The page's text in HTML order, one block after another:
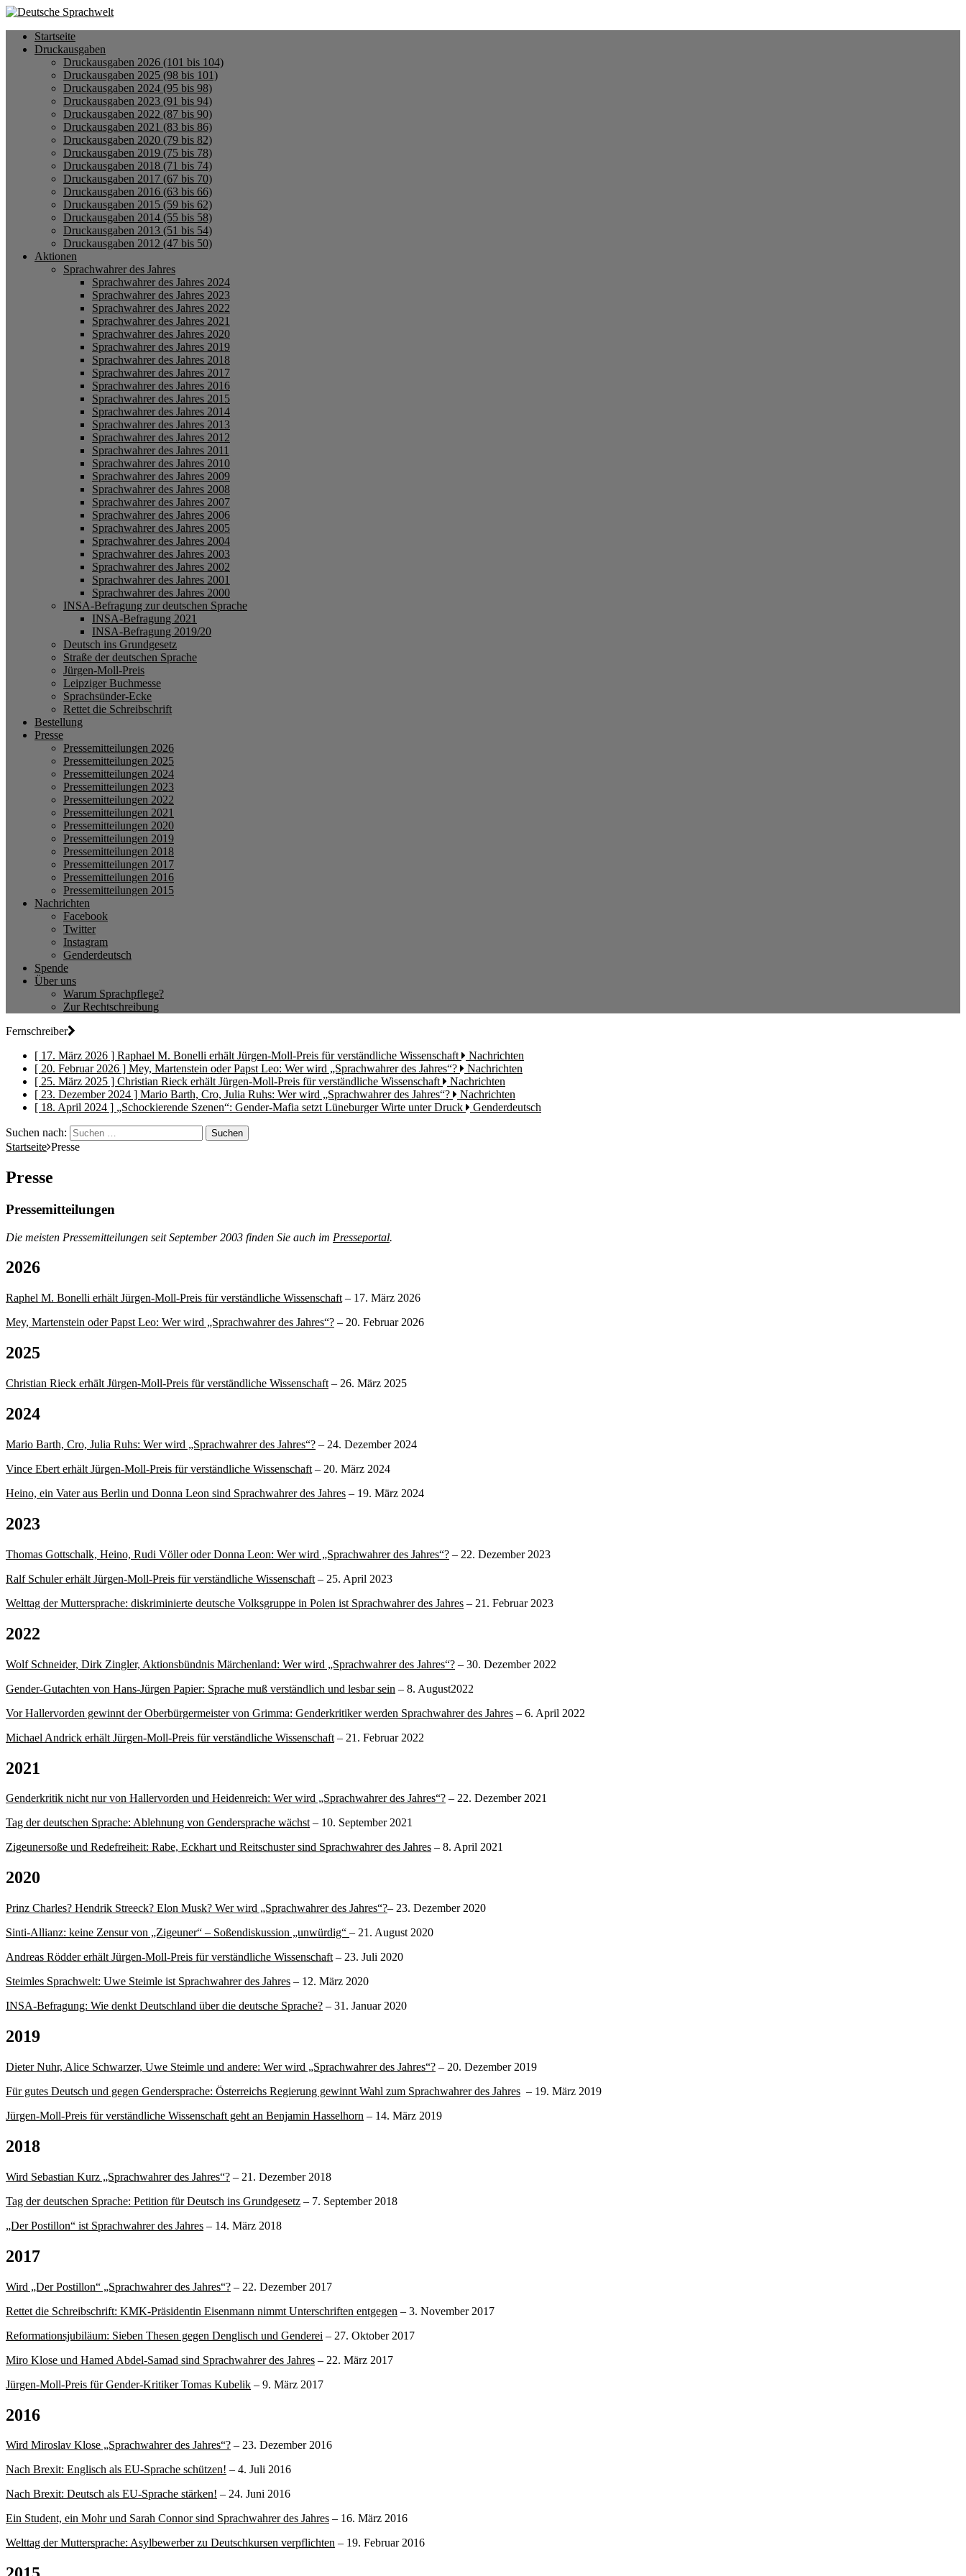
Startseite
Druckausgaben
Druckausgaben 2026 (101 bis 104)
Druckausgaben 2025 (98 bis 101)
Druckausgaben 2024 (95 bis 98)
Druckausgaben 2023 (91 bis 94)
Druckausgaben 2022 (87 bis 90)
Druckausgaben 2021 (83 bis 86)
Druckausgaben 2020 (79 bis 82)
Druckausgaben 2019 (75 bis 78)
Druckausgaben 2018 (71 bis 74)
Druckausgaben 2017 (67 bis 70)
Druckausgaben 2016 (63 bis 66)
Druckausgaben 2015 (59 bis 62)
Druckausgaben 2014 (55 bis 58)
Druckausgaben 2013 (51 bis 54)
Druckausgaben 2012 (47 bis 50)
Aktionen
Sprachwahrer des Jahres
Sprachwahrer des Jahres 2024
Sprachwahrer des Jahres 2023
Sprachwahrer des Jahres 2022
Sprachwahrer des Jahres 2021
Sprachwahrer des Jahres 2020
Sprachwahrer des Jahres 2019
Sprachwahrer des Jahres 2018
Sprachwahrer des Jahres 2017
Sprachwahrer des Jahres 2016
Sprachwahrer des Jahres 2015
Sprachwahrer des Jahres 2014
Sprachwahrer des Jahres 2013
Sprachwahrer des Jahres 2012
Sprachwahrer des Jahres 2011
Sprachwahrer des Jahres 2010
Sprachwahrer des Jahres 2009
Sprachwahrer des Jahres 2008
Sprachwahrer des Jahres 2007
Sprachwahrer des Jahres 2006
Sprachwahrer des Jahres 2005
Sprachwahrer des Jahres 2004
Sprachwahrer des Jahres 2003
Sprachwahrer des Jahres 2002
Sprachwahrer des Jahres 2001
Sprachwahrer des Jahres 2000
INSA-Befragung zur deutschen Sprache
INSA-Befragung 2021
INSA-Befragung 2019/20
Deutsch ins Grundgesetz
Straße der deutschen Sprache
Jürgen-Moll-Preis
Leipziger Buchmesse
Sprachsünder-Ecke
Rettet die Schreibschrift
Bestellung
Presse
Pressemitteilungen 2026
Pressemitteilungen 2025
Pressemitteilungen 2024
Pressemitteilungen 2023
Pressemitteilungen 2022
Pressemitteilungen 2021
Pressemitteilungen 2020
Pressemitteilungen 2019
Pressemitteilungen 2018
Pressemitteilungen 2017
Pressemitteilungen 2016
Pressemitteilungen 2015
Nachrichten
Facebook
Twitter
Instagram
Genderdeutsch
Spende
Über uns
Warum Sprachpflege?
Zur Rechtschreibung
Fernschreiber
[ 17. März 2026 ] Raphael M. Bonelli erhält Jürgen-Moll-Preis für verständliche Wissenschaft
Nachrichten
[ 20. Februar 2026 ] Mey, Martenstein oder Papst Leo: Wer wird „Sprachwahrer des Jahres“?
Nachrichten
[ 25. März 2025 ] Christian Rieck erhält Jürgen-Moll-Preis für verständliche Wissenschaft
Nachrichten
[ 23. Dezember 2024 ] Mario Barth, Cro, Julia Ruhs: Wer wird „Sprachwahrer des Jahres“?
Nachrichten
[ 18. April 2024 ] „Schockierende Szenen“: Gender-Mafia setzt Lüneburger Wirte unter Druck Genderdeutsch
Suchen nach:
Startseite Presse
Presse
Pressemitteilungen
Die meisten Pressemitteilungen seit September 2003 finden Sie auch im Presseportal.
2026
Raphel M. Bonelli erhält Jürgen-Moll-Preis für verständliche Wissenschaft – 17. März 2026
Mey, Martenstein oder Papst Leo: Wer wird „Sprachwahrer des Jahres“? – 20. Februar 2026
2025
Christian Rieck erhält Jürgen-Moll-Preis für verständliche Wissenschaft – 26. März 2025
2024
Mario Barth, Cro, Julia Ruhs: Wer wird „Sprachwahrer des Jahres“? – 24. Dezember 2024
Vince Ebert erhält Jürgen-Moll-Preis für verständliche Wissenschaft – 20. März 2024
Heino, ein Vater aus Berlin und Donna Leon sind Sprachwahrer des Jahres – 19. März 2024
2023
Thomas Gottschalk, Heino, Rudi Völler oder Donna Leon: Wer wird „Sprachwahrer des Jahres“? – 22. Dezember 2023
Ralf Schuler erhält Jürgen-Moll-Preis für verständliche Wissenschaft – 25. April 2023
Welttag der Muttersprache: diskriminierte deutsche Volksgruppe in Polen ist Sprachwahrer des Jahres – 21. Februar 2023
2022
Wolf Schneider, Dirk Zingler, Aktionsbündnis Märchenland: Wer wird „Sprachwahrer des Jahres“? – 30. Dezember 2022
Gender-Gutachten von Hans-Jürgen Papier: Sprache muß verständlich und lesbar sein – 8. August2022
Vor Hallervorden gewinnt der Oberbürgermeister von Grimma: Genderkritiker werden Sprachwahrer des Jahres – 6. April 2022
Michael Andrick erhält Jürgen-Moll-Preis für verständliche Wissenschaft – 21. Februar 2022
2021
Genderkritik nicht nur von Hallervorden und Heidenreich: Wer wird „Sprachwahrer des Jahres“? – 22. Dezember 2021
Tag der deutschen Sprache: Ablehnung von Gendersprache wächst– 10. September 2021
Zigeunersoße und Redefreiheit: Rabe, Eckhart und Reitschuster sind Sprachwahrer des Jahres – 8. April 2021
2020
Prinz Charles? Hendrik Streeck? Elon Musk? Wer wird „Sprachwahrer des Jahres“?– 23. Dezember 2020
Sinti-Allianz: keine Zensur von „Zigeuner“ – Soßendiskussion „unwürdig“ – 21. August 2020
Andreas Rödder erhält Jürgen-Moll-Preis für verständliche Wissenschaft – 23. Juli 2020
Steimles Sprachwelt: Uwe Steimle ist Sprachwahrer des Jahres – 12. März 2020
INSA-Befragung: Wie denkt Deutschland über die deutsche Sprache? – 31. Januar 2020
2019
Dieter Nuhr, Alice Schwarzer, Uwe Steimle und andere: Wer wird „Sprachwahrer des Jahres“? – 20. Dezember 2019
Für gutes Deutsch und gegen Gendersprache: Österreichs Regierung gewinnt Wahl zum Sprachwahrer des Jahres – 19. März 2019
Jürgen-Moll-Preis für verständliche Wissenschaft geht an Benjamin Hasselhorn – 14. März 2019
2018
Wird Sebastian Kurz „Sprachwahrer des Jahres“? – 21. Dezember 2018
Tag der deutschen Sprache: Petition für Deutsch ins Grundgesetz – 7. September 2018
„Der Postillon“ ist Sprachwahrer des Jahres – 14. März 2018
2017
Wird „Der Postillon“ „Sprachwahrer des Jahres“? – 22. Dezember 2017
Rettet die Schreibschrift: KMK-Präsidentin Eisenmann nimmt Unterschriften entgegen – 3. November 2017
Reformationsjubiläum: Sieben Thesen gegen Denglisch und Genderei – 27. Oktober 2017
Miro Klose und Hamed Abdel-Samad sind Sprachwahrer des Jahres – 22. März 2017
Jürgen-Moll-Preis für Gender-Kritiker Tomas Kubelik – 9. März 2017
2016
Wird Miroslav Klose „Sprachwahrer des Jahres“? – 23. Dezember 2016
Nach Brexit: Englisch als EU-Sprache schützen! – 4. Juli 2016
Nach Brexit: Deutsch als EU-Sprache stärken! – 24. Juni 2016
Ein Student, ein Mohr und Sarah Connor sind Sprachwahrer des Jahres – 16. März 2016
Welttag der Muttersprache: Asylbewerber zu Deutschkursen verpflichten – 19. Februar 2016